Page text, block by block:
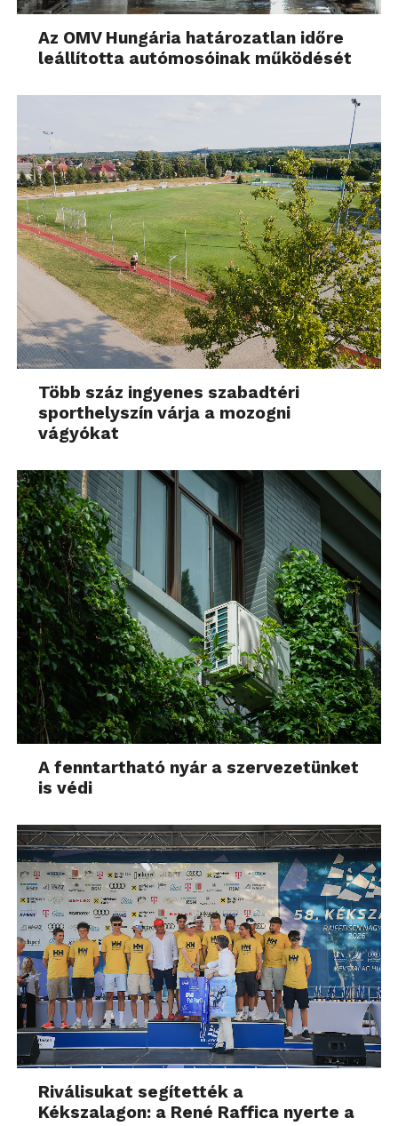
Az OMV Hungária határozatlan időre
leállította autómosóinak működését
Több száz ingyenes szabadtéri
sporthelyszín várja a mozogni
vágyókat
A fenntartható nyár a szervezetünket
is védi
Riválisukat segítették a
Kékszalagon: a René Raffica nyerte a